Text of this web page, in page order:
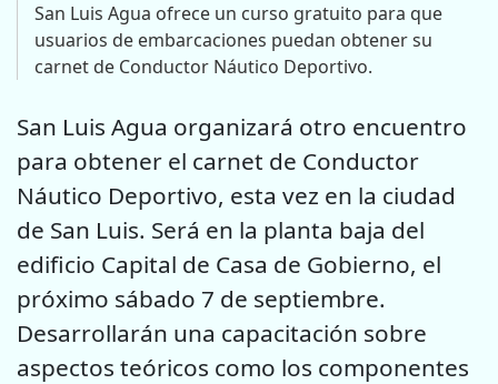
San Luis Agua ofrece un curso gratuito para que
usuarios de embarcaciones puedan obtener su
carnet de Conductor Náutico Deportivo.
San Luis Agua organizará otro encuentro
para obtener el carnet de Conductor
Náutico Deportivo, esta vez en la ciudad
de San Luis. Será en la planta baja del
edificio Capital de Casa de Gobierno, el
próximo sábado 7 de septiembre.
Desarrollarán una capacitación sobre
aspectos teóricos como los componentes